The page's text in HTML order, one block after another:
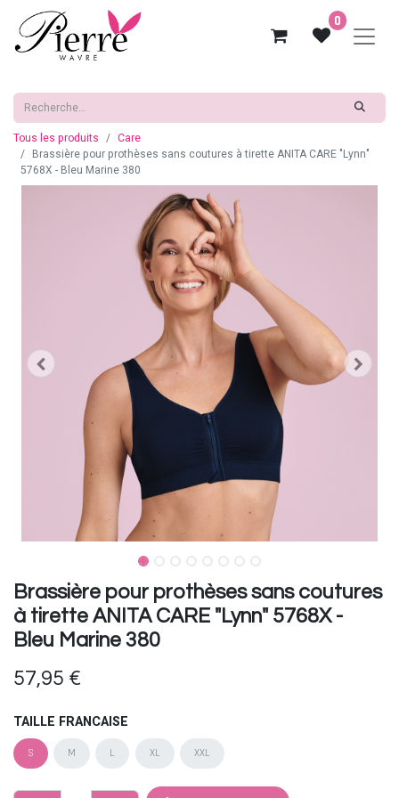
0
Tous les produits
Care
Brassière pour prothèses sans coutures à tirette ANITA CARE "Lynn"
5768X - Bleu Marine 380
Brassière pour prothèses sans coutures
à tirette ANITA CARE "Lynn" 5768X -
Bleu Marine 380
57,95 €
TAILLE FRANCAISE
S M L XL XXL